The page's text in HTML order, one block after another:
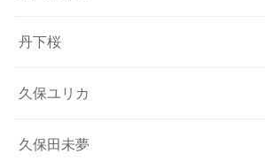
丹下桜
久保ユリカ
久保田未夢